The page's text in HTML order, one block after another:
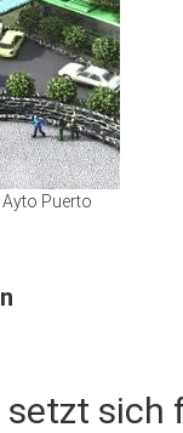
Puerto
sich